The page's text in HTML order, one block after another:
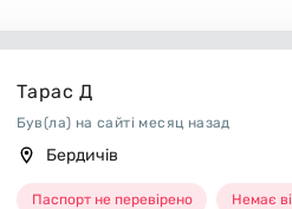
Тарас Д
Був(ла) на сайті месяц назад
Бердичів
Паспорт не перевірено Немає